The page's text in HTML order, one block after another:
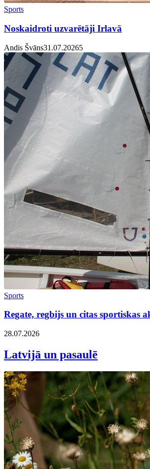
Sports
Noskaidroti uzvarētāji Irlavā
Andis Švāns31.07.20265
Sports
Regate, regbijs un citas sportiskas
28.07.2026
Latvijā un pasaulē